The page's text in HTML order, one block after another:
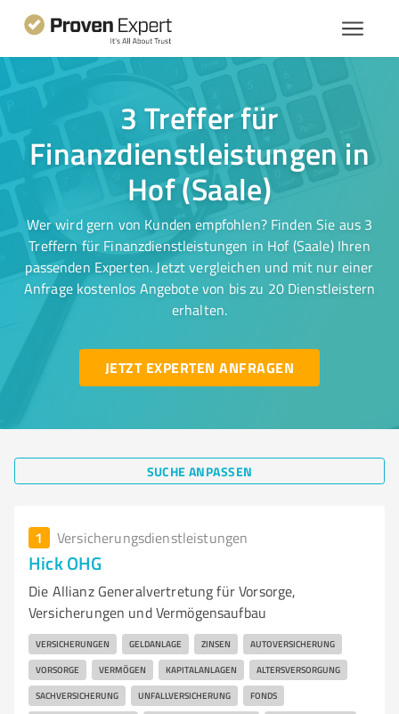
3 Treffer für
Finanzdienstleistungen in
Hof (Saale)
Wer wird gern von Kunden empfohlen? Finden Sie aus 3
Treffern für Finanzdienstleistungen in Hof (Saale) Ihren
passenden Experten. Jetzt vergleichen und mit nur einer
Anfrage kostenlos Angebote von bis zu 20 Dienstleistern
erhalten.
JETZT EXPERTEN ANFRAGEN
SUCHE ANPASSEN
1 Versicherungsdienstleistungen
Hick OHG
Die Allianz Generalvertretung für Vorsorge,
Versicherungen und Vermögensaufbau
VERSICHERUNGEN GELDANLAGE ZINSEN AUTOVERSICHERUNG
VORSORGE VERMÖGEN KAPITALANLAGEN ALTERSVERSORGUNG
SACHVERSICHERUNG UNFALLVERSICHERUNG FONDS